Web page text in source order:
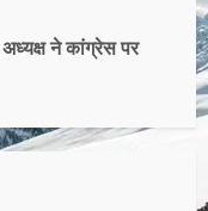
अध्यक्ष ने कांग्रेस पर